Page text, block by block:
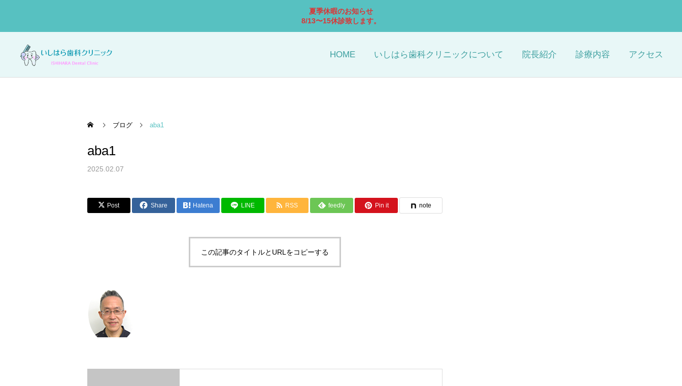
夏季休暇のお知らせ
8/13〜15休診致します。
HOME いしはら歯科クリニックについて 院長紹介 診療内容 アクセス
口腔外科 ホワイトニング インプラント治療
ブログ aba1
aba1
2025.02.07
Post Share Hatena LINE RSS feedly Pin it note
この記事のタイトルとURLをコピーする